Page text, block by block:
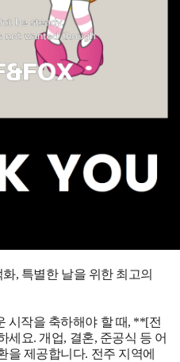
, 특별한 날을 위한 최고의
시작을 축하해야 할 때, **[전
요. 개업, 결혼, 준공식 등 어
을 제공합니다. 전주 지역에